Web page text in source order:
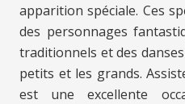
apparition spéciale. Ces
des personnages
traditionnels et des
petits et les grands.
est une excellente